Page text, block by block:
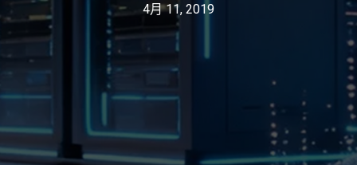
4月 11, 2019